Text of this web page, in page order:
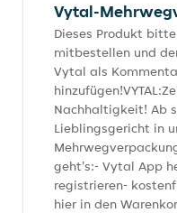
Vytal-
Dieses Produkt
mitbestellen und
Vytal als
Nachhaltigkeit! Ab
Lieblingsgericht in
geht's:- Vytal App
registrieren-
hier in den